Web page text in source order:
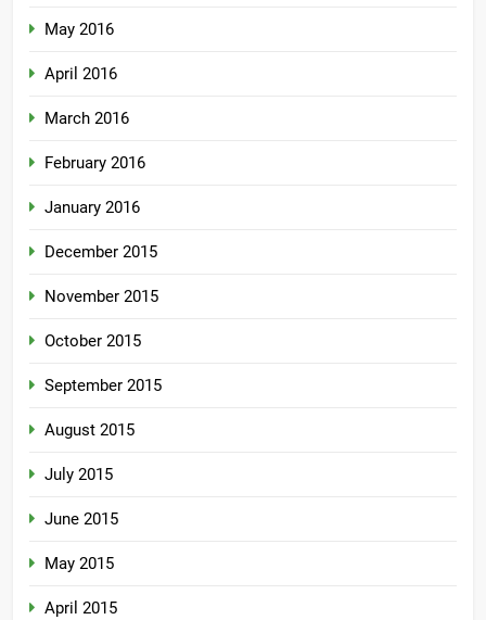
May 2016
April 2016
March 2016
February 2016
January 2016
December 2015
November 2015
October 2015
September 2015
August 2015
July 2015
June 2015
May 2015
April 2015